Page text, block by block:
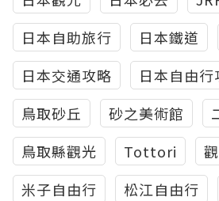
日本自助旅行
日本鐵道
日本交通攻略
日本自由行
鳥取砂丘
砂之美術館
鳥取縣觀光
Tottori
米子自由行
松江自由行